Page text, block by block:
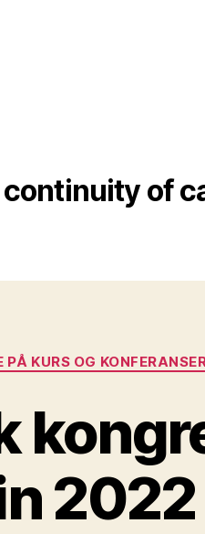
continuity of
Kategorier
PÅ KURS OG